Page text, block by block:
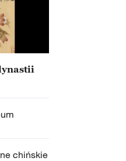
chińskie